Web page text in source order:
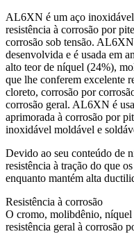
AL6XN é um aço inoxidável
resistência à corrosão por
corrosão sob tensão.
desenvolvida e é usada em
alto teor de níquel (24%),
que lhe conferem excelente
cloreto, corrosão por
corrosão geral. AL6XN é
aprimorada à corrosão por
inoxidável moldável e
Devido ao seu conteúdo de
resistência à tração do que
enquanto mantém alta
Resistência à corrosão
O cromo, molibdênio,
resistência geral à corrosão